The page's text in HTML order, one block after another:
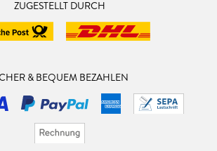
ZUGESTELLT DURCH
& BEQUEM BEZAHLEN